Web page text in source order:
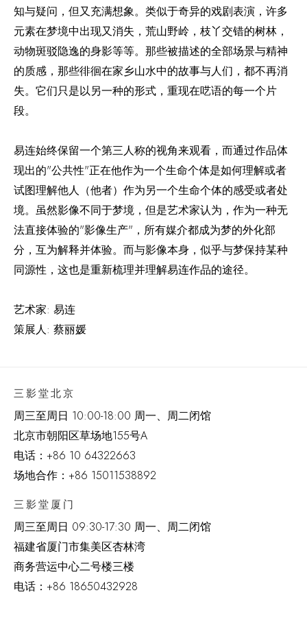
知与疑问，但又充满想象。类似于奇异的戏剧表演，许多
元素在梦境中出现又消失，荒山野岭，枝丫交错的树林，
动物斑驳隐逸的身影等等。那些被描述的全部场景与精神
的质感，那些徘徊在家乡山水中的故事与人们，都不再消
失。它们只是以另一种的形式，重现在呓语的每一个片
段。
易连始终保留一个第三人称的视角来观看，而通过作品体
现出的"公共性"正在他作为一个生命个体是如何理解或者
试图理解他人（他者）作为另一个生命个体的感受或者处
境。虽然影像不同于梦境，但是艺术家认为，作为一种无
法直接体验的"影像生产"，所有媒介都成为梦的外化部
分，互为解释并体验。而与影像本身，似乎与梦保持某种
同源性，这也是重新梳理并理解易连作品的途径。
艺术家: 易连
策展人: 蔡丽媛
三影堂北京
周三至周日 10:00-18:00 周一、周二闭馆
北京市朝阳区草场地155号A
电话： +86 10 64322663
场地合作：+86 15011538892
三影堂厦门
周三至周日 09:30-17:30 周一、周二闭馆
福建省厦门市集美区杏林湾
商务营运中心二号楼三楼
电话： +86 18650432928